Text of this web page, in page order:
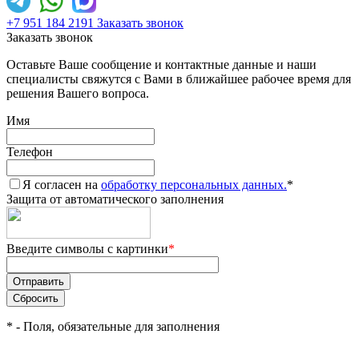
+7 951 184 2191 Заказать звонок
Заказать звонок
Оставьте Ваше сообщение и контактные данные и наши
специалисты свяжутся с Вами в ближайшее рабочее время для
решения Вашего вопроса.
Имя
Телефон
Я согласен на обработку персональных данных.*
Защита от автоматического заполнения
Введите символы с картинки*
* - Поля, обязательные для заполнения